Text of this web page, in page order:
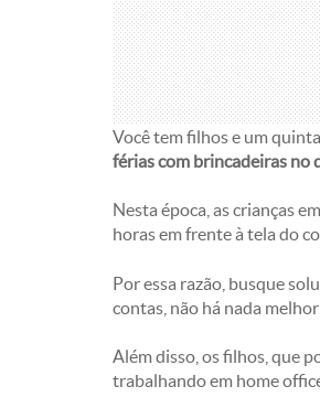
Você tem filhos e um
férias com brincadeiras no
Nesta época, as crianças
horas em frente à tela do
Por essa razão, busque
contas, não há nada
Além disso, os filhos, que
trabalhando em home